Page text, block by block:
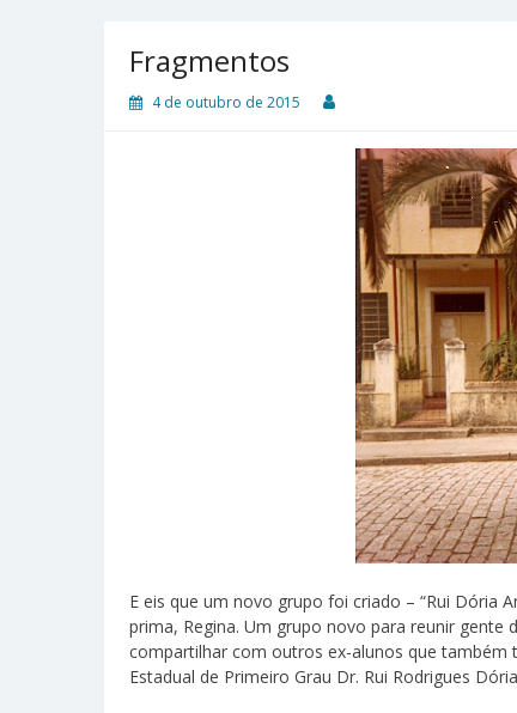
Fragmentos
4 de outubro de 2015
E eis que um novo grupo foi criado – “Rui Dória
prima, Regina. Um grupo novo para reunir
compartilhar com outros ex-alunos que também
Estadual de Primeiro Grau Dr. Rui Rodrigues